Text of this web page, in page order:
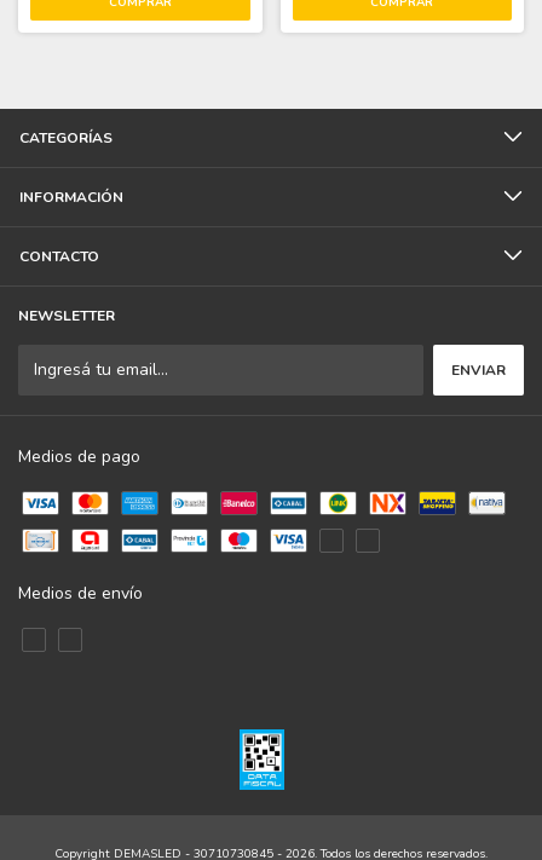
CATEGORÍAS
INFORMACIÓN
CONTACTO
NEWSLETTER
Medios de pago
Medios de envío
Copyright DEMASLED - 30710730845 - 2026. Todos los derechos reservados.